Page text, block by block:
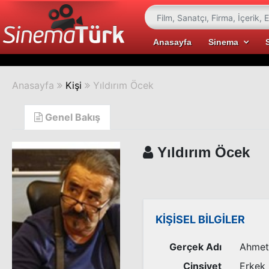
Anasayfa Sinema
Anasayfa Kişi Yıldırım Öcek
Genel Bakış
Yıldırım Öcek
KİŞİSEL BİLGİLER
Gerçek Adı
Ahmet
Cinsiyet
Erkek